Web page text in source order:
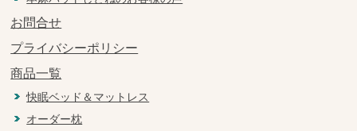
お問合せ
プライバシーポリシー
商品一覧
快眠ベッド＆マットレス
オーダー枕